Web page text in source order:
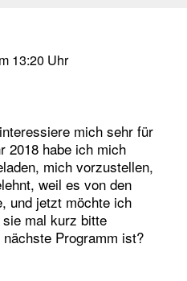
13:20 Uhr
mich sehr für
2018 habe ich mich
mich vorzustellen,
weil es von den
und jetzt möchte ich
mal kurz bitte
Programm ist?